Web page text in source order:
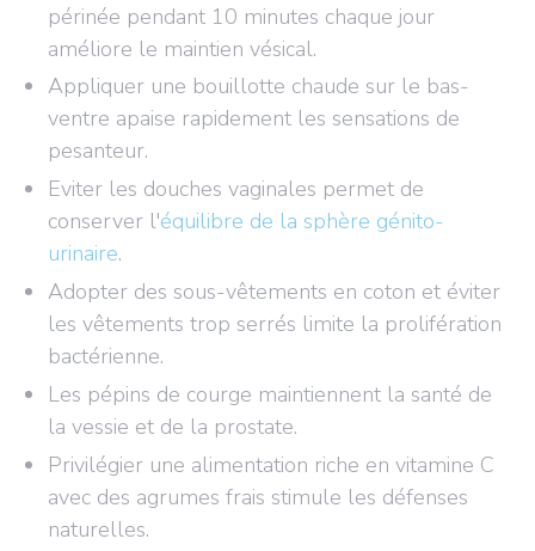
périnée pendant 10 minutes chaque jour
améliore le maintien vésical.
Appliquer une bouillotte chaude sur le bas-
ventre apaise rapidement les sensations de
pesanteur.
Eviter les douches vaginales permet de
conserver l'équilibre de la sphère génito-
urinaire.
Adopter des sous-vêtements en coton et éviter
les vêtements trop serrés limite la prolifération
bactérienne.
Les pépins de courge maintiennent la santé de
la vessie et de la prostate.
Privilégier une alimentation riche en vitamine C
avec des agrumes frais stimule les défenses
naturelles.